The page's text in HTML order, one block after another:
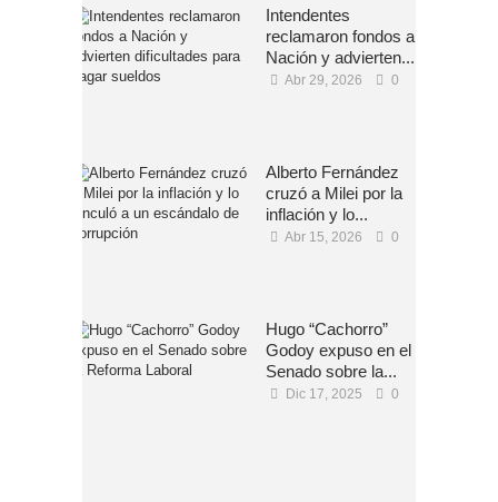
Intendentes
reclamaron fondos a
Nación y advierten...
Abr 29, 2026 0
Alberto Fernández
cruzó a Milei por la
inflación y lo...
Abr 15, 2026 0
Hugo “Cachorro”
Godoy expuso en el
Senado sobre la...
Dic 17, 2025 0